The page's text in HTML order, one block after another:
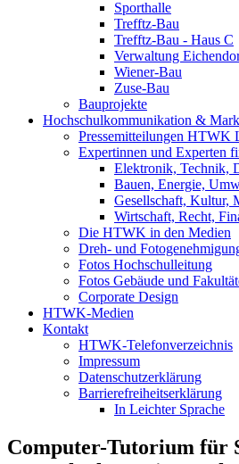
Sporthalle
Trefftz-Bau
Trefftz-Bau - Haus C
Verwaltung
Wiener-Bau
Zuse-Bau
Bauprojekte
Hochschulkommunikation &
Pressemitteilungen HTWK
Expertinnen und Experten
Elektronik, Technik,
Bauen, Energie,
Gesellschaft, Kultur,
Wirtschaft, Recht,
Die HTWK in den Medien
Dreh- und
Fotos Hochschulleitung
Fotos Gebäude und
Corporate Design
HTWK-Medien
Kontakt
HTWK-Telefonverzeichnis
Impressum
Datenschutzerklärung
Barrierefreiheitserklärung
In Leichter Sprache
Computer-Tutorium für